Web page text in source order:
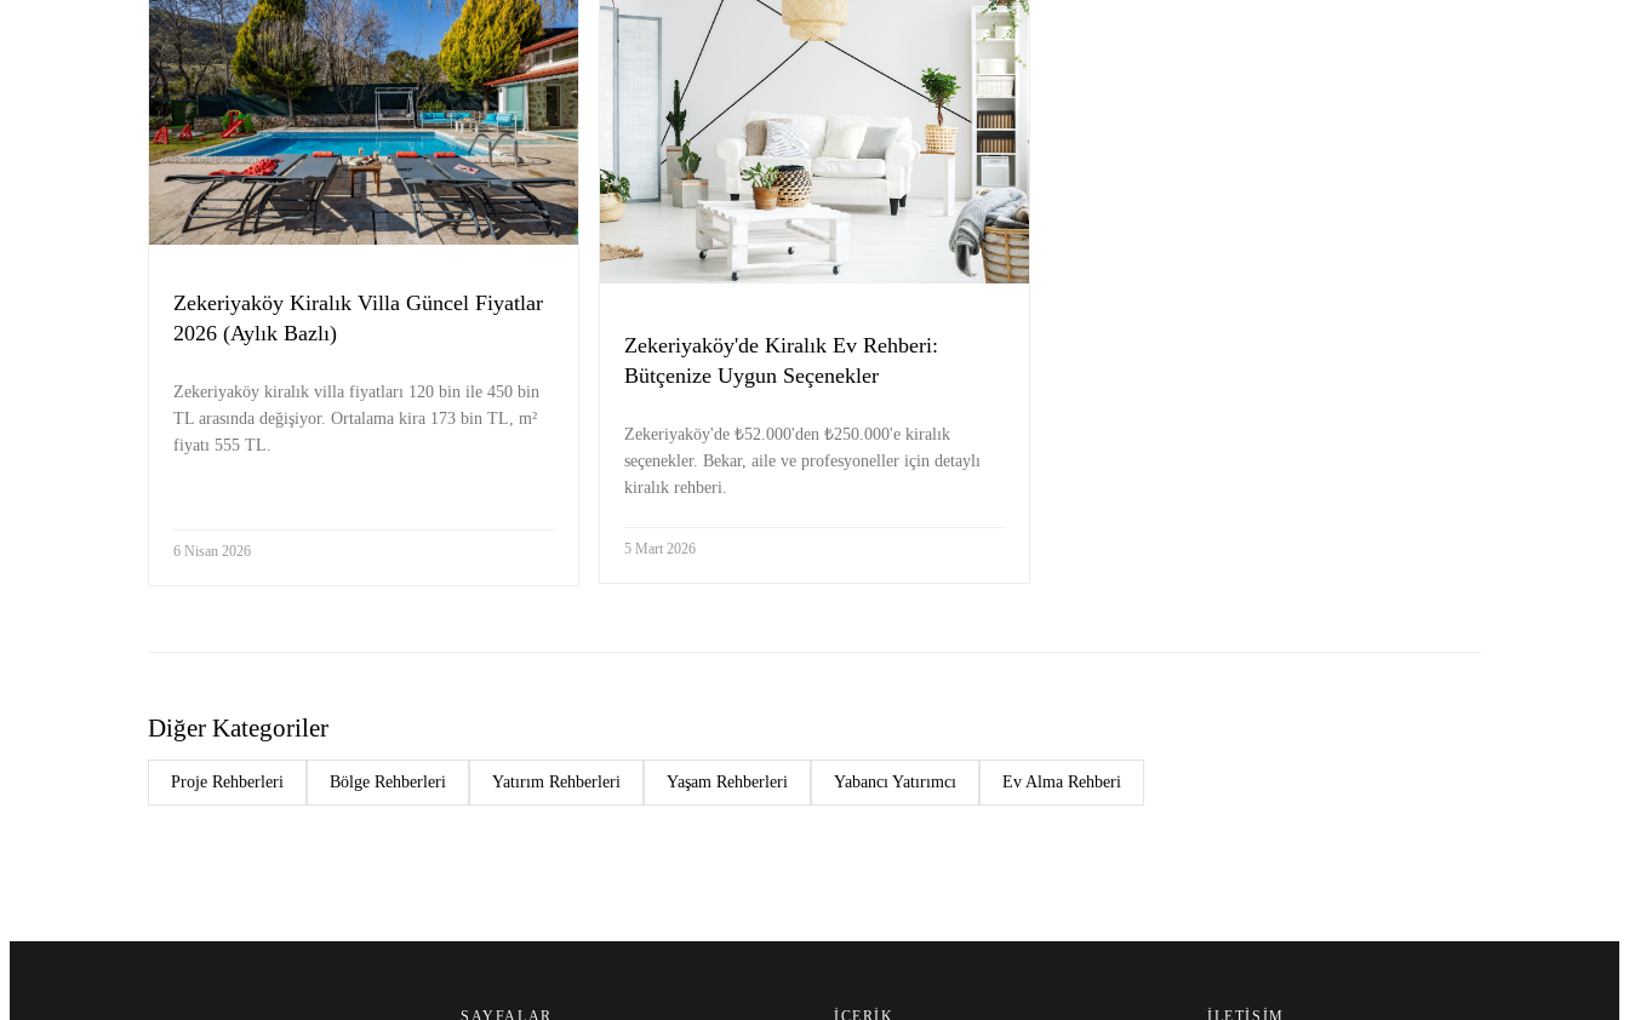
Zekeriyaköy Kiralık Villa Güncel Fiyatlar
2026 (Aylık Bazlı)
Zekeriyaköy kiralık villa fiyatları 120 bin ile 450 bin
TL arasında değişiyor. Ortalama kira 173 bin TL, m²
fiyatı 555 TL.
6 Nisan 2026
Zekeriyaköy'de Kiralık Ev Rehberi:
Bütçenize Uygun Seçenekler
Zekeriyaköy'de ₺52.000'den ₺250.000'e kiralık
seçenekler. Bekar, aile ve profesyoneller için detaylı
kiralık rehberi.
5 Mart 2026
Diğer Kategoriler
Proje Rehberleri Bölge Rehberleri Yatırım Rehberleri Yaşam Rehberleri Yabancı Yatırımcı Ev Alma Rehberi
SAYFALAR İÇERIK İLETIŞIM